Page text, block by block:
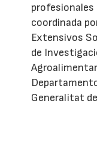
profesionales
coordinada
Extensivos
de
Generalitat